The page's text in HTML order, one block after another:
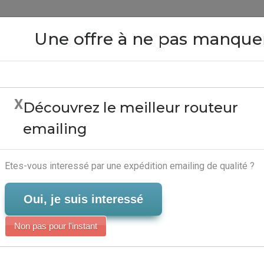
Demailing Gratuit -
Marketing Automatisé
Serveur-Emailing
Close
Une offre à ne pas
XDécouvrez le meilleur routeur
emailing
Etes-vous interessé par une expédition emailing de qualité ?
Oui, je suis interessé
Non pas pour l'instant